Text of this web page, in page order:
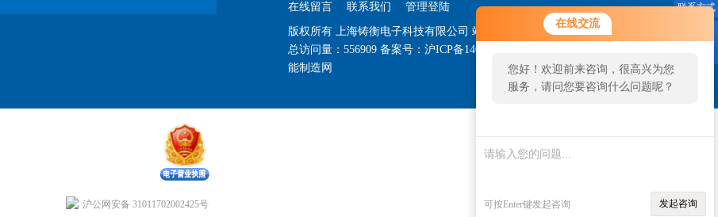
在线交流
您好！欢迎前来咨询，很高兴为您
服务，请问您要咨询什么问题呢？
可按Enter键发起咨询 发起咨询
在线留言
联系我们 管理登陆
版权所有 上海铸衡电子科技有限公司 站点地图
总访问量： 556909 备案号： 沪ICP备14030360号-33
能制造网
联系方式
沪公网安备 31011702002425号